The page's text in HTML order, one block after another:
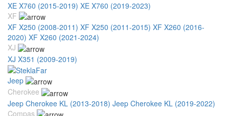
XE X760 (2015-2019) XE X760 (2019-2023)
XF
XF X250 (2008-2011) XF X250 (2011-2015) XF X260 (2016-
2020) XF X260 (2021-2024)
XJ
XJ X351 (2009-2019)
Jeep
Cherokee
Jeep Cherokee KL (2013-2018) Jeep Cherokee KL (2019-2022)
Compas